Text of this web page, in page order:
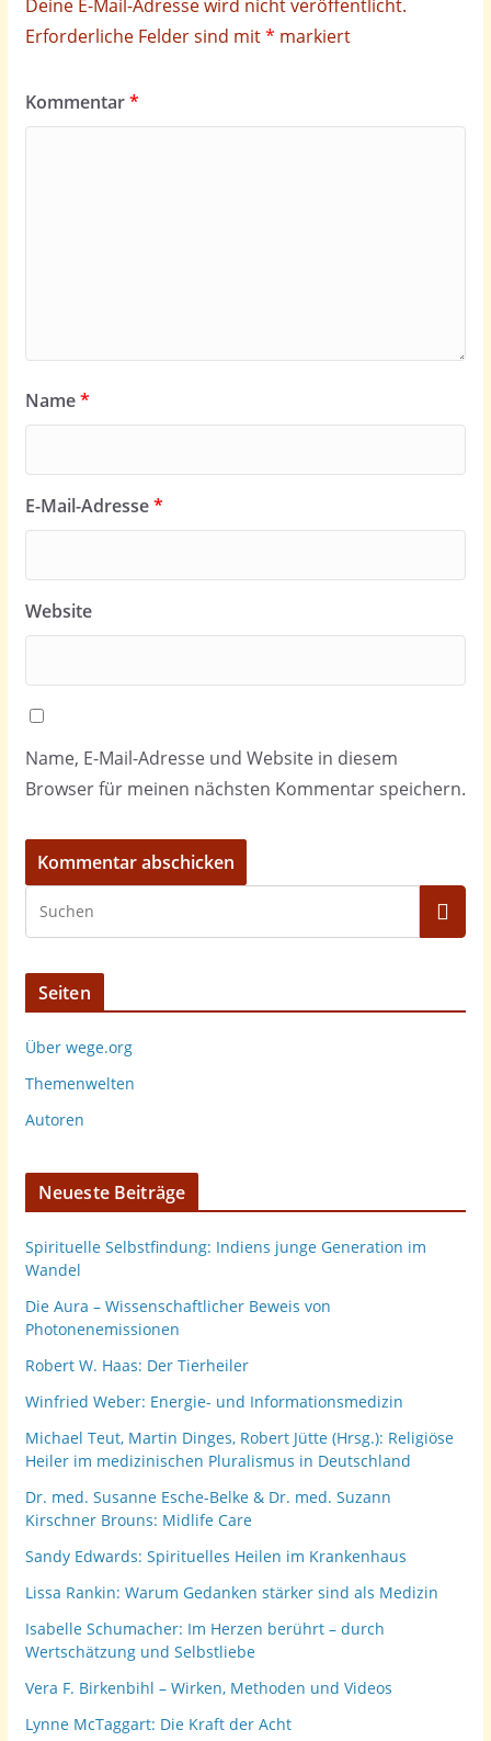
Deine E-Mail-Adresse wird nicht veröffentlicht.
Erforderliche Felder sind mit* markiert
Kommentar*
Name*
E-Mail-Adresse*
Website
Name, E-Mail-Adresse und Website in diesem
Browser für meinen nächsten Kommentar speichern.
Seiten
Über wege.org
Themenwelten
Autoren
Neueste Beiträge
Spirituelle Selbstfindung: Indiens junge Generation im
Wandel
Die Aura – Wissenschaftlicher Beweis von
Photonenemissionen
Robert W. Haas: Der Tierheiler
Winfried Weber: Energie- und Informationsmedizin
Michael Teut, Martin Dinges, Robert Jütte (Hrsg.): Religiöse
Heiler im medizinischen Pluralismus in Deutschland
Dr. med. Susanne Esche-Belke & Dr. med. Suzann
Kirschner Brouns: Midlife Care
Sandy Edwards: Spirituelles Heilen im Krankenhaus
Lissa Rankin: Warum Gedanken stärker sind als Medizin
Isabelle Schumacher: Im Herzen berührt – durch
Wertschätzung und Selbstliebe
Vera F. Birkenbihl – Wirken, Methoden und Videos
Lynne McTaggart: Die Kraft der Acht